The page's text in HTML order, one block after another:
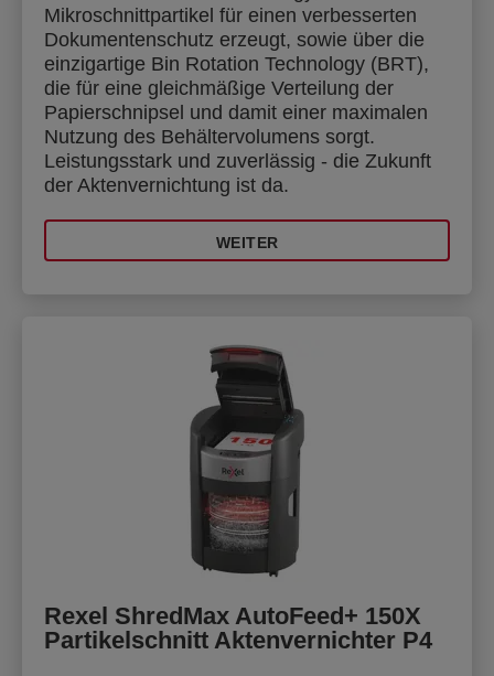
Mikroschnittpartikel für einen verbesserten
Dokumentenschutz erzeugt, sowie über die
einzigartige Bin Rotation Technology (BRT),
die für eine gleichmäßige Verteilung der
Papierschnipsel und damit einer maximalen
Nutzung des Behältervolumens sorgt.
Leistungsstark und zuverlässig - die Zukunft
der Aktenvernichtung ist da.
WEITER
Rexel ShredMax AutoFeed+ 150X
Partikelschnitt Aktenvernichter P4